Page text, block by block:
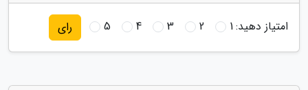
امتیاز دهید:1
2
3
4
5 رای